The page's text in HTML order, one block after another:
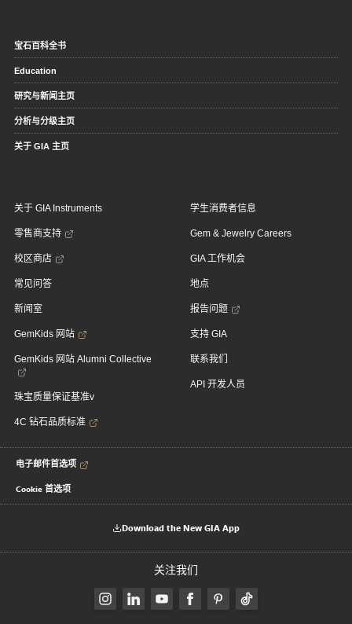
宝石百科全书
Education
研究与新闻主页
分析与分级主页
关于 GIA 主页
关于 GIA Instruments
零售商支持
校区商店
常见问答
新闻室
GemKids 网站
GemKids 网站 Alumni Collective
珠宝质量保证基准v
4C 钻石品质标准
学生消费者信息
Gem & Jewelry Careers
GIA 工作机会
地点
报告问题
支持 GIA
联系我们
API 开发人员
电子邮件首选项
Cookie 首选项
Download the New GIA App
关注我们